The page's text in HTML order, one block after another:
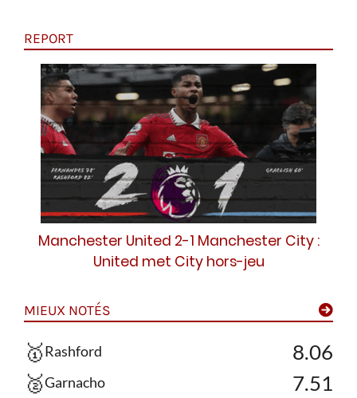
REPORT
Manchester United 2-1 Manchester City :
United met City hors-jeu
MIEUX NOTÉS
🥇Rashford
8.06
🥈Garnacho 7.51